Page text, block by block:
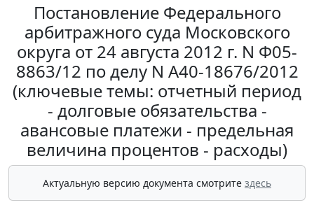
Постановление Федерального
арбитражного суда Московского
округа от 24 августа 2012 г. N Ф05-
8863/12 по делу N А40-18676/2012
(ключевые темы: отчетный период
- долговые обязательства -
авансовые платежи - предельная
величина процентов - расходы)
Актуальную версию документа смотрите здесь